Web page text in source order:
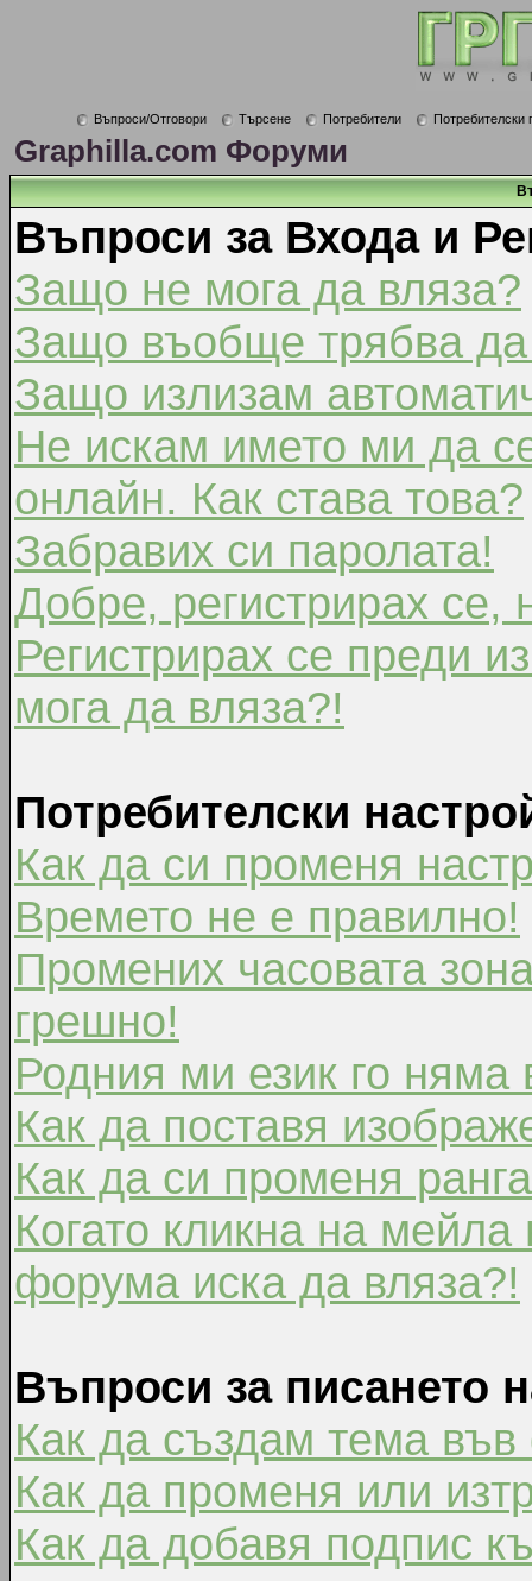
Въпроси/Отговори Търсене Потребители Потребителски
Graphilla.com Форуми
Въпроси за Входа и
Защо не мога да вляза?
Защо въобще трябва да
Защо излизам
Не искам името ми да
онлайн. Как става това?
Забравих си паролата!
Добре, регистрирах се,
Регистрирах се преди
мога да вляза?!
Потребителски
Как да си променя
Времето не е правилно!
Промених часовата
грешно!
Родния ми език го няма
Как да поставя
Как да си променя
Когато кликна на
форума иска да вляза?!
Въпроси за писането
Как да създам тема
Как да променя или
Как да добавя подпис